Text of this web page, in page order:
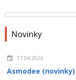
Novinky
17.04.2026
Asmodee (novinky)